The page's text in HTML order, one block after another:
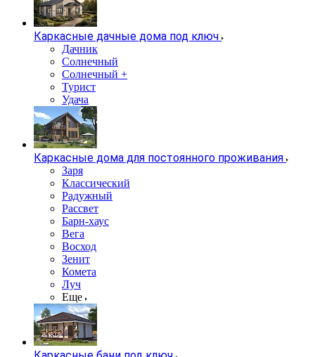
Каркасные дачные дома под ключ
Дачник
Солнечный
Солнечный +
Турист
Удача
Каркасные дома для постоянного проживания
Заря
Классический
Радужный
Рассвет
Барн-хаус
Вега
Восход
Зенит
Комета
Луч
Еще